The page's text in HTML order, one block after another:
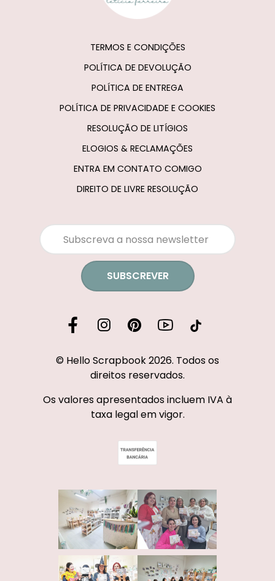
TERMOS E CONDIÇÕES
POLÍTICA DE DEVOLUÇÃO
POLÍTICA DE ENTREGA
POLÍTICA DE PRIVACIDADE E COOKIES
RESOLUÇÃO DE LITÍGIOS
ELOGIOS & RECLAMAÇÕES
ENTRA EM CONTATO COMIGO
DIREITO DE LIVRE RESOLUÇÃO
SUBSCREVER
© Hello Scrapbook 2026. Todos os
direitos reservados.
Os valores apresentados incluem IVA à
taxa legal em vigor.